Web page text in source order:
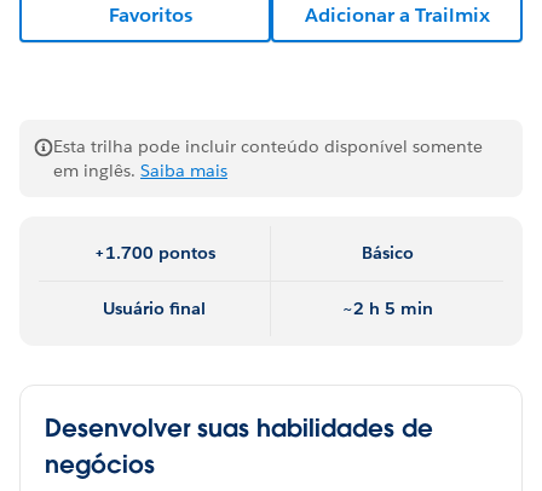
Favoritos Adicionar a Trailmix
Esta trilha pode incluir conteúdo disponível somente
em inglês. Saiba mais
+1.700 pontos Básico
Usuário final ~2 h 5 min
Desenvolver suas habilidades de
negócios